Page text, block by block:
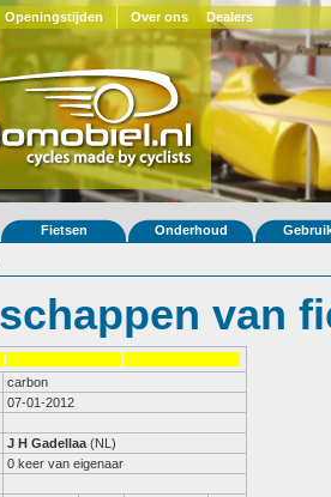
Openingstijden Over ons Dealers
Fietsen Onderhoud
van
carbon
07-01-2012
J H Gadellaa (NL)
0 keer van eigenaar